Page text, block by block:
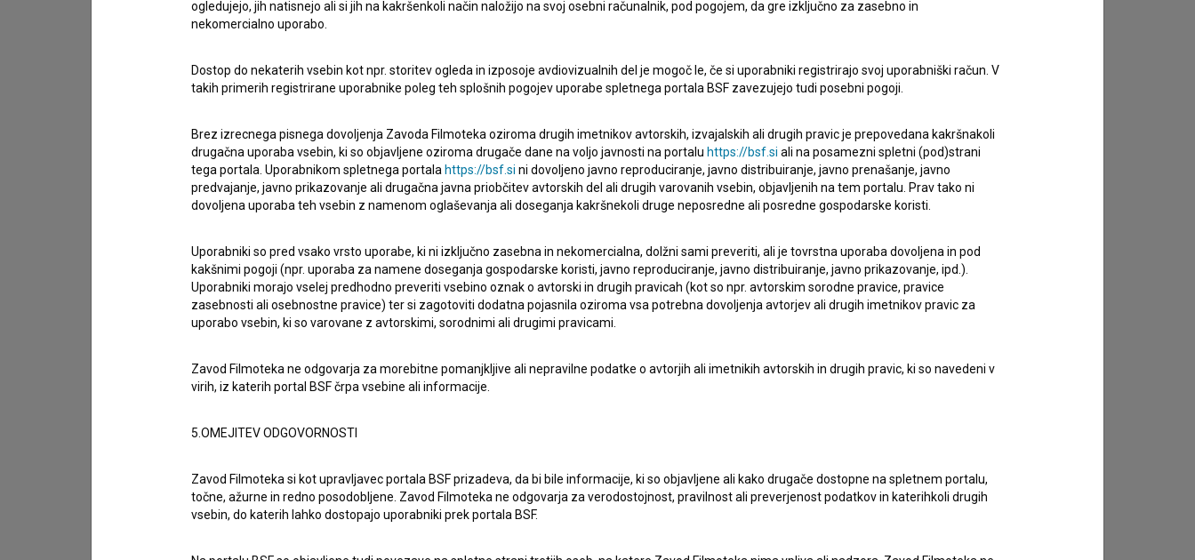
Stik z uredništvom
imam vprašanje
želim dodati podatke
Sprejemamsplošne pogojein dajemsoglasjeza zbiranje, hrambo in obdelavo osebnih
podatkov.
ogledujejo, jih natisnejo ali si jih na kakršenkoli način naložijo na svoj osebni računalnik, pod pogojem, da gre izključno za zasebno in
nekomercialno uporabo.
Dostop do nekaterih vsebin kot npr. storitev ogleda in izposoje avdiovizualnih del je mogoč le, če si uporabniki registrirajo svoj uporabniški račun. V
takih primerih registrirane uporabnike poleg teh splošnih pogojev uporabe spletnega portala BSF zavezujejo tudi posebni pogoji.
Brez izrecnega pisnega dovoljenja Zavoda Filmoteka oziroma drugih imetnikov avtorskih, izvajalskih ali drugih pravic je prepovedana kakršnakoli
drugačna uporaba vsebin, ki so objavljene oziroma drugače dane na voljo javnosti na portalu https://bsf.si ali na posamezni spletni (pod)strani
tega portala. Uporabnikom spletnega portala https://bsf.si ni dovoljeno javno reproduciranje, javno distribuiranje, javno prenašanje, javno
predvajanje, javno prikazovanje ali drugačna javna priobčitev avtorskih del ali drugih varovanih vsebin, objavljenih na tem portalu. Prav tako ni
dovoljena uporaba teh vsebin z namenom oglaševanja ali doseganja kakršnekoli druge neposredne ali posredne gospodarske koristi.
Uporabniki so pred vsako vrsto uporabe, ki ni izključno zasebna in nekomercialna, dolžni sami preveriti, ali je tovrstna uporaba dovoljena in pod
kakšnimi pogoji (npr. uporaba za namene doseganja gospodarske koristi, javno reproduciranje, javno distribuiranje, javno prikazovanje, ipd.).
Uporabniki morajo vselej predhodno preveriti vsebino oznak o avtorski in drugih pravicah (kot so npr. avtorskim sorodne pravice, pravice
zasebnosti ali osebnostne pravice) ter si zagotoviti dodatna pojasnila oziroma vsa potrebna dovoljenja avtorjev ali drugih imetnikov pravic za
uporabo vsebin, ki so varovane z avtorskimi, sorodnimi ali drugimi pravicami.
Zavod Filmoteka ne odgovarja za morebitne pomanjkljive ali nepravilne podatke o avtorjih ali imetnikih avtorskih in drugih pravic, ki so navedeni v
virih, iz katerih portal BSF črpa vsebine ali informacije.
5.OMEJITEV ODGOVORNOSTI
Zavod Filmoteka si kot upravljavec portala BSF prizadeva, da bi bile informacije, ki so objavljene ali kako drugače dostopne na spletnem portalu,
točne, ažurne in redno posodobljene. Zavod Filmoteka ne odgovarja za verodostojnost, pravilnost ali preverjenost podatkov in katerihkoli drugih
vsebin, do katerih lahko dostopajo uporabniki prek portala BSF.